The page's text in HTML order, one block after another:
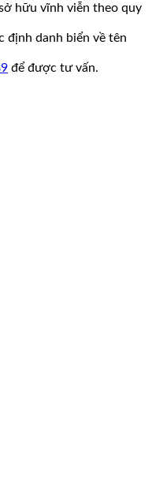
hữu vĩnh viễn theo quy
định danh biển về tên
để được tư vấn.